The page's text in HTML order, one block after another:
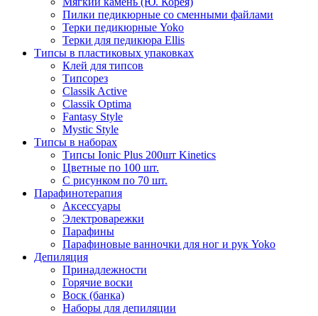
Пилки педикюрные со сменными файлами
Терки педикюрные Yoko
Терки для педикюра Ellis
Типсы в пластиковых упаковках
Клей для типсов
Типсорез
Classik Active
Classik Optima
Fantasy Style
Mystic Style
Типсы в наборах
Типсы Ionic Plus 200шт Kinetics
Цветные по 100 шт.
С рисунком по 70 шт.
Парафинотерапия
Аксессуары
Электроварежки
Парафины
Парафиновые ванночки для ног и рук Yoko
Депиляция
Принадлежности
Горячие воски
Воск (банка)
Наборы для депиляции